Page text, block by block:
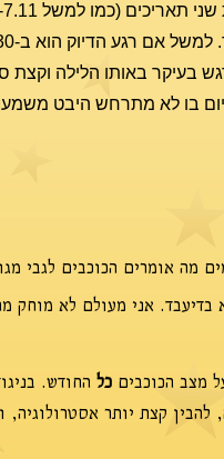
שזמן הדיוק של ההיבט בשמיים נמצא בשעות הערב-לילה
בעיקר באותו הלילה
יום בו לא מתרחש היבט
מה אומרים הכוכבים לגבי
בדיעבד. אני מעולם לא
מצב הכוכבים כל החודש.
קצת יותר אסטרולוגיה,